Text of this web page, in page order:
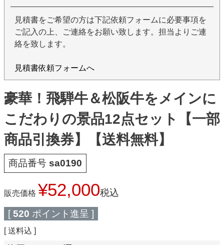
見積書をご希望の方は下記依頼フォームに必要事項を
ご記入の上、ご連絡をお願い致します。担当よりご連
絡を致します。
見積書依頼フォームへ
豪華！飛騨牛＆松阪牛をメインに
こだわりの景品12点セット【一部
商品引換券】【送料無料】
商品番号 sa0190
販売価格 ¥52,000税込
[ 520 ポイント進呈 ]
送料込